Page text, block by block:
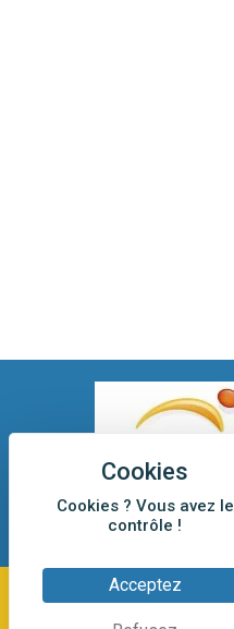
Cookies ? Vous avez le
contrôle !
Acceptez